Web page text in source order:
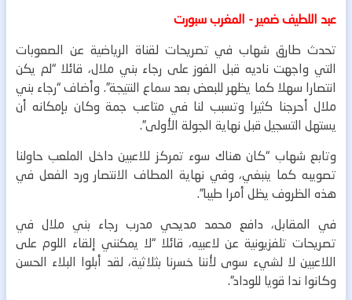
عبد اللطيف ضمير - المغرب سبورت
تحدث طارق شهاب في تصريحات لقناة الرياضية عن الصعوبات
التي واجهت ناديه قبل الفوز على رجاء بني ملال، قائلا “لم يكن
انتصارا سهلا كما يظهر للبعض بعد سماع النتيجة”. وأضاف “رجاء بني
ملال أحرجنا كثيرا وتسبب لنا في متاعب جمة وكان بإمكانه أن
يستهل التسجيل قبل نهاية الجولة الأولى”.
وتابع شهاب “كان هناك سوء تمركز للاعبين داخل الملعب حاولنا
تصويبه كما ينبغي، وفي نهاية المطاف الانتصار ورد الفعل في
هذه الظروف يظل أمرا طيبا”.
في المقابل، دافع محمد مديحي مدرب رجاء بني ملال في
تصريحات تلفزيونية عن لاعبيه، قائلا “لا يمكنني إلقاء اللوم على
اللاعبين لا لشيء سوى لأننا خسرنا بثلاثية، لقد أبلوا البلاء الحسن
وكانوا ندا قويا للوداد”.